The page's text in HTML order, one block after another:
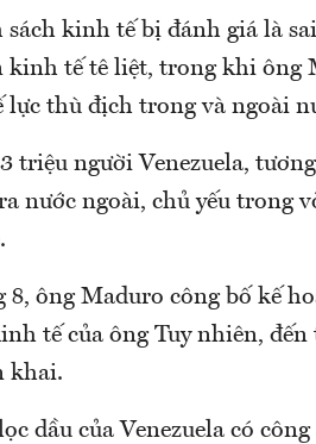
sách kinh tế bị đánh giá là
kinh tế tê liệt, trong khi ông
lực thù địch trong và ngoài
triệu người Venezuela,
nước ngoài, chủ yếu trong
8, ông Maduro công bố kế
tế của ông Tuy nhiên,
khai.
dầu của Venezuela có